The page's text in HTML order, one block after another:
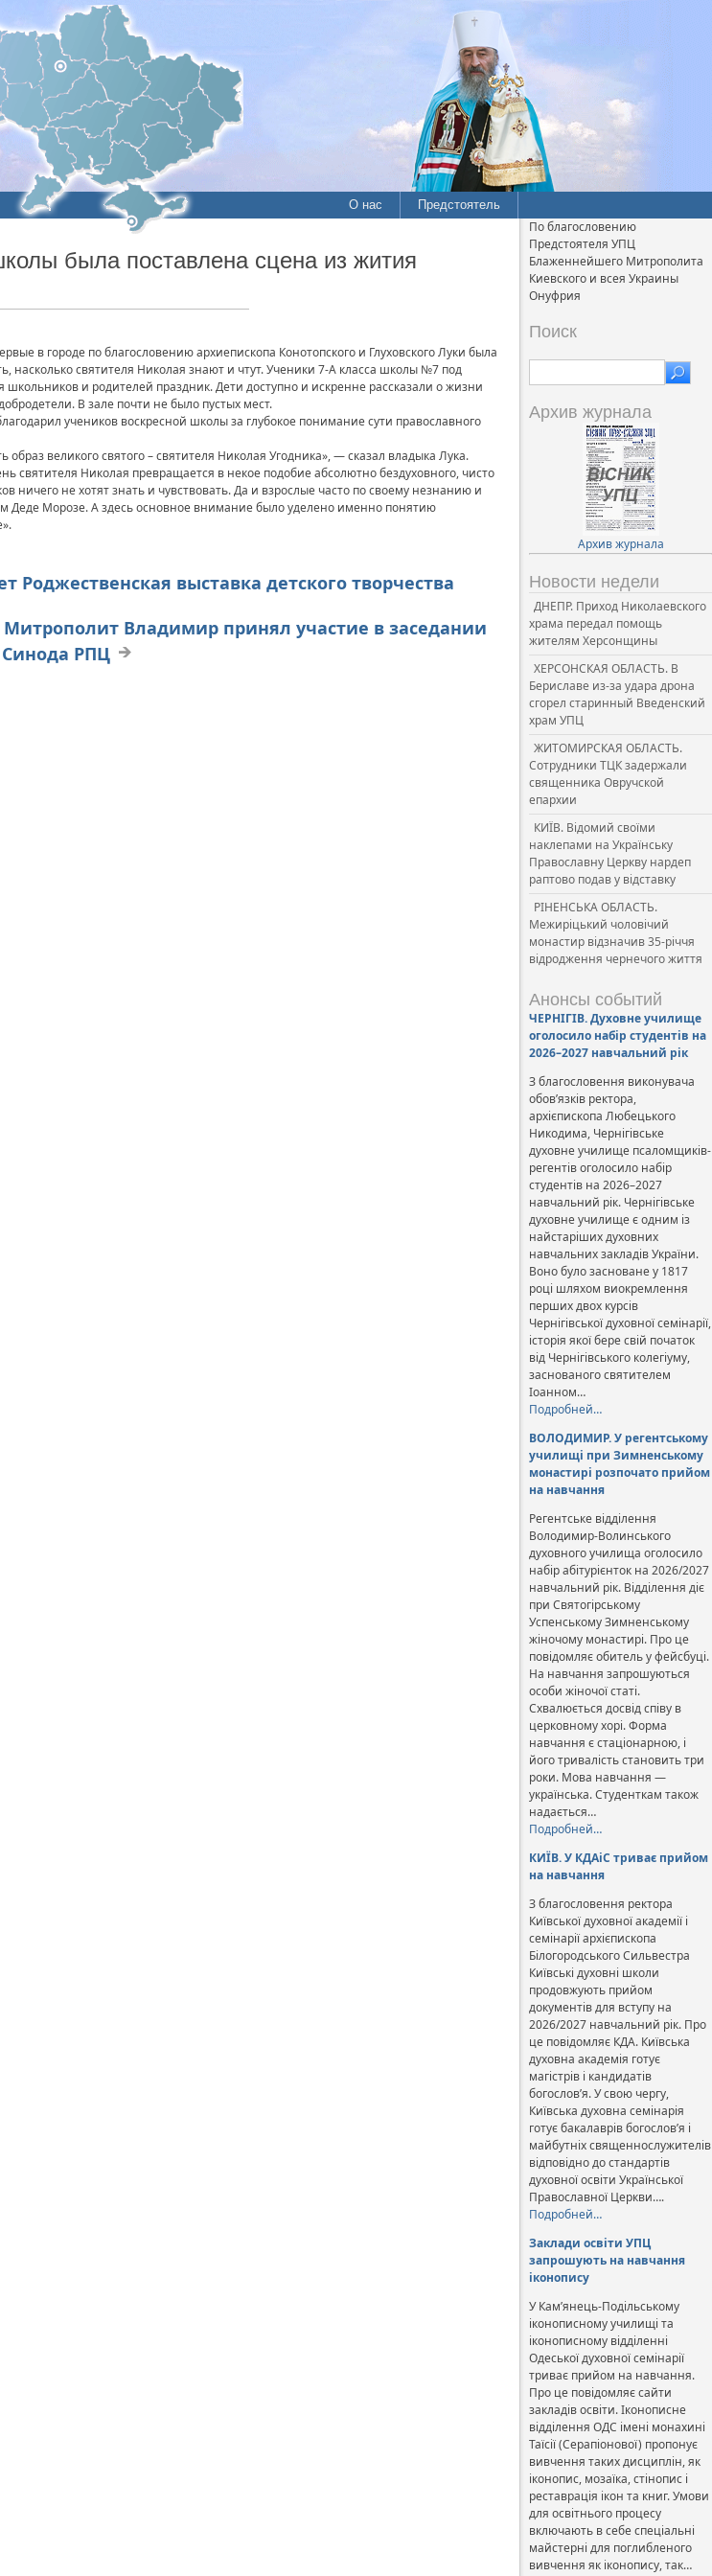
О нас Предстоятель
была поставлена сцена из жития
в городе по благословению архиепископа Конотопского и Глуховского Луки была
насколько святителя Николая знают и чтут. Ученики 7-А класса школы №7 под
школьников и родителей праздник. Дети доступно и искренне рассказали о жизни
В зале почти не было пустых мест.
учеников воскресной школы за глубокое понимание сути православного
образ великого святого – святителя Николая Угодника», — сказал владыка Лука.
святителя Николая превращается в некое подобие абсолютно бездуховного, чисто
ничего не хотят знать и чувствовать. Да и взрослые часто по своему незнанию и
Деде Морозе. А здесь основное внимание было уделено именно понятию
Роджественская выставка детского творчества
Владимир принял участие в заседании
Синода РПЦ
По благословению
Предстоятеля УПЦ
Блаженнейшего Митрополита
Киевского и всея Украины
Онуфрия
Поиск
Архив журнала
Архив журнала
Новости недели
ДНЕПР. Приход Николаевского
храма передал помощь
жителям Херсонщины
ХЕРСОНСКАЯ ОБЛАСТЬ. В
Бериславе из-за удара дрона
сгорел старинный Введенский
храм УПЦ
ЖИТОМИРСКАЯ ОБЛАСТЬ.
Сотрудники ТЦК задержали
священника Овручской
епархии
КИЇВ. Відомий своїми
наклепами на Українську
Православну Церкву нардеп
раптово подав у відставку
РІНЕНСЬКА ОБЛАСТЬ.
Межиріцький чоловічий
монастир відзначив 35-річчя
відродження чернечого життя
Анонсы событий
ЧЕРНІГІВ. Духовне училище
оголосило набір студентів на
2026–2027 навчальний рік
З благословення виконувача
обов’язків ректора,
архієпископа Любецького
Никодима, Чернігівське
духовне училище псаломщиків-
регентів оголосило набір
студентів на 2026–2027
навчальний рік. Чернігівське
духовне училище є одним із
найстаріших духовних
навчальних закладів України.
Воно було засноване у 1817
році шляхом виокремлення
перших двох курсів
Чернігівської духовної семінарії,
історія якої бере свій початок
від Чернігівського колегіуму,
заснованого святителем
Іоанном…
Подробней…
ВОЛОДИМИР. У регентському
училищі при Зимненському
монастирі розпочато прийом
на навчання
Регентське відділення
Володимир-Волинського
духовного училища оголосило
набір абітурієнток на 2026/2027
навчальний рік. Відділення діє
при Святогірському
Успенському Зимненському
жіночому монастирі. Про це
повідомляє обитель у фейсбуці.
На навчання запрошуються
особи жіночої статі.
Схвалюється досвід співу в
церковному хорі. Форма
навчання є стаціонарною, і
його тривалість становить три
роки. Мова навчання —
українська. Студенткам також
надається…
Подробней…
КИЇВ. У КДАіС триває прийом
на навчання
З благословення ректора
Київської духовної академії і
семінарії архієпископа
Білогородського Сильвестра
Київські духовні школи
продовжують прийом
документів для вступу на
2026/2027 навчальний рік. Про
це повідомляє КДА. Київська
духовна академія готує
магістрів і кандидатів
богослов’я. У свою чергу,
Київська духовна семінарія
готує бакалаврів богослов’я і
майбутніх священнослужителів
відповідно до стандартів
духовної освіти Української
Православної Церкви….
Подробней…
Заклади освіти УПЦ
запрошують на навчання
іконопису
У Кам’янець-Подільському
іконописному училищі та
іконописному відділенні
Одеської духовної семінарії
триває прийом на навчання.
Про це повідомляє сайти
закладів освіти. Іконописне
відділення ОДС імені монахині
Таїсії (Серапіонової) пропонує
вивчення таких дисциплін, як
іконопис, мозаїка, стінопис і
реставрація ікон та книг. Умови
для освітнього процесу
включають в себе спеціальні
майстерні для поглибленого
вивчення як іконопису, так…